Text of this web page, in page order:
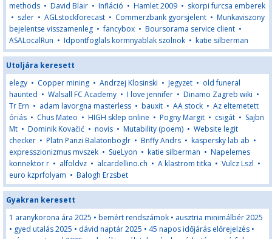
methods • David Blair • Infláció • Hamlet 2009 • skorpi furcsa emberek
• szler • AGLstockforecast • Commerzbank gyorsjelent • Munkaviszony
bejelentse visszamenleg •fancybox • Boursorama service client •
ASALocalRun • Idpontfoglals kormnyablak szolnok • katie silberman
Utoljára keresett
elegy • Copper mining • Andrzej Klosinski • Jegyzet • old funeral
haunted • Walsall FC Academy • I love jennifer • Dinamo Zagreb wiki •
Tr Ern • adam lavorgna masterless • bauxit • AA stock • Az eltemetett
óriás • Chus Mateo • HIGH sklep online • Pogny Margit • csigát • Sajbn
Mt • Dominik Kovačić • novis • Mutability (poem) • Website legit
checker • Platn Panzi Balatonboglr • Bnffy Andrs • kaspersky lab ab •
expresszionizmus mvszek • SueLyon • katie silberman • Napelemes
konnektor r • alfoldvz • alcardellino.ch • A klastrom titka • Vulcz Lszl •
euro kzprfolyam • Balogh Erzsbet
Gyakran keresett
1 aranykorona ára 2025 • bemért rendszámok • ausztria minimálbér 2025
• gyed utalás 2025 • dávid naptár 2025 • 45 napos időjárás előrejelzés •